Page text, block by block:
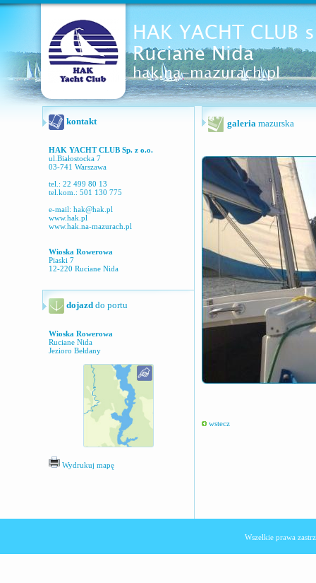
kontakt
HAK YACHT CLUB Sp. z o.o.
ul.Białostocka 7
03-741 Warszawa
tel.: 22 499 80 13
tel.kom.: 501 130 775
e-mail: hak@hak.pl
www.hak.pl
www.hak.na-mazurach.pl
Wioska Rowerowa
Piaski 7
12-220 Ruciane Nida
dojazd do portu
Wioska Rowerowa
Ruciane Nida
Jezioro Bełdany
Wydrukuj mapę
galeria mazurska
wstecz
Wszelkie prawa